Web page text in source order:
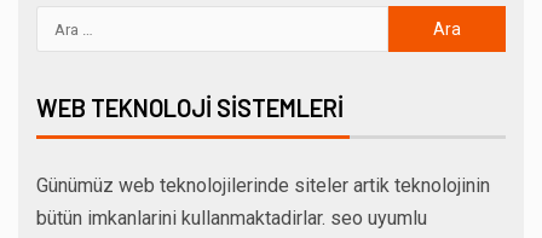
WEB TEKNOLOJI SISTEMLERI
Günümüz web teknolojilerinde siteler artik teknolojinin
bütün imkanlarini kullanmaktadirlar. seo uyumlu